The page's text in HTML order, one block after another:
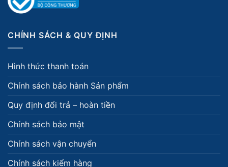
CHÍNH SÁCH & QUY ĐỊNH
Hình thức thanh toán
Chính sách bảo hành Sản phẩm
Quy định đổi trả – hoàn tiền
Chính sách bảo mật
Chính sách vận chuyển
Chính sách kiểm hàng